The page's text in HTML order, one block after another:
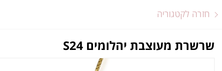
חזרה לקטגוריה
שרשרת מעוצבת יהלומים S24